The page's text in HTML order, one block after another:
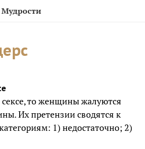
Мудрости
сексе, то женщины жалуются
Их претензии сводятся к
1) недостаточно; 2)